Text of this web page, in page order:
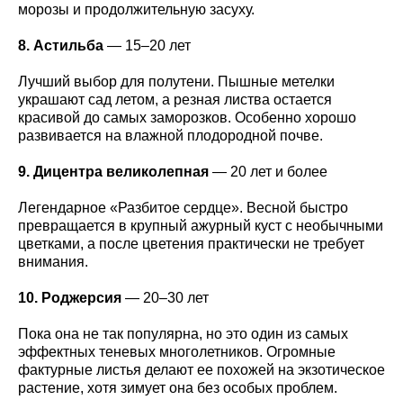
морозы и продолжительную засуху.
8. Астильба — 15–20 лет
Лучший выбор для полутени. Пышные метелки
украшают сад летом, а резная листва остается
красивой до самых заморозков. Особенно хорошо
развивается на влажной плодородной почве.
9. Дицентра великолепная — 20 лет и более
Легендарное «Разбитое сердце». Весной быстро
превращается в крупный ажурный куст с необычными
цветками, а после цветения практически не требует
внимания.
10. Роджерсия — 20–30 лет
Пока она не так популярна, но это один из самых
эффектных теневых многолетников. Огромные
фактурные листья делают ее похожей на экзотическое
растение, хотя зимует она без особых проблем.